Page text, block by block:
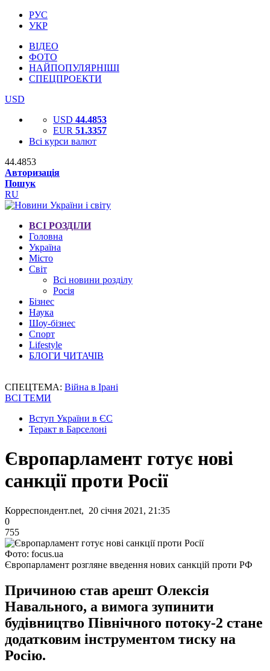
РУС
УКР
ВІДЕО
ФОТО
НАЙПОПУЛЯРНІШІ
СПЕЦПРОЕКТИ
USD
USD 44.4853
EUR 51.3357
Всі курси валют
44.4853
Авторизація
Пошук
RU
ВСІ РОЗДІЛИ
Головна
Україна
Місто
Світ
Всі новини розділу
Росія
Бізнес
Наука
Шоу-бізнес
Спорт
Lifestyle
БЛОГИ ЧИТАЧІВ
СПЕЦТЕМА: Війна в Ірані
ВСІ ТЕМИ
Вступ України в ЄС
Теракт в Барселоні
Європарламент готує нові
санкції проти Росії
Корреспондент.net, 20 січня 2021, 21:35
0
755
Фото: focus.ua
Європарламент розгляне введення нових санкцій проти РФ
Причиною став арешт Олексія
Навального, а вимога зупинити
будівництво Північного потоку-2 стане
додатковим інструментом тиску на
Росію.